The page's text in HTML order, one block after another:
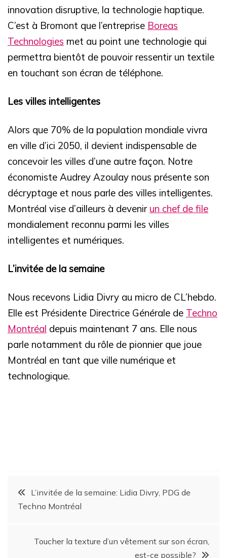
innovation disruptive, la technologie haptique.
C’est à Bromont que l’entreprise Boreas
Technologies met au point une technologie qui
permettra bientôt de pouvoir ressentir un textile
en touchant son écran de téléphone.
Les villes intelligentes
Alors que 70% de la population mondiale vivra
en ville d’ici 2050, il devient indispensable de
concevoir les villes d’une autre façon. Notre
économiste Audrey Azoulay nous présente son
décryptage et nous parle des villes intelligentes.
Montréal vise d’ailleurs à devenir un chef de file
mondialement reconnu parmi les villes
intelligentes et numériques.
L’invitée de la semaine
Nous recevons Lidia Divry au micro de CL’hebdo.
Elle est Présidente Directrice Générale de Techno
Montréal depuis maintenant 7 ans. Elle nous
parle notamment du rôle de pionnier que joue
Montréal en tant que ville numérique et
technologique.
L’invitée de la semaine: Lidia Divry, PDG de
Techno Montréal
Toucher la texture d’un vêtement sur son écran,
est-ce possible?